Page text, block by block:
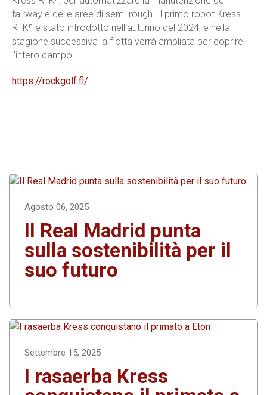
fairway e delle aree di semi-rough. Il primo robot Kress
RTKⁿ è stato introdotto nell’autunno del 2024, e nella
stagione successiva la flotta verrà ampliata per coprire
l’intero campo.
https://rockgolf.fi/
Agosto 06, 2025
Il Real Madrid punta
sulla sostenibilità per il
suo futuro
Settembre 15, 2025
I rasaerba Kress